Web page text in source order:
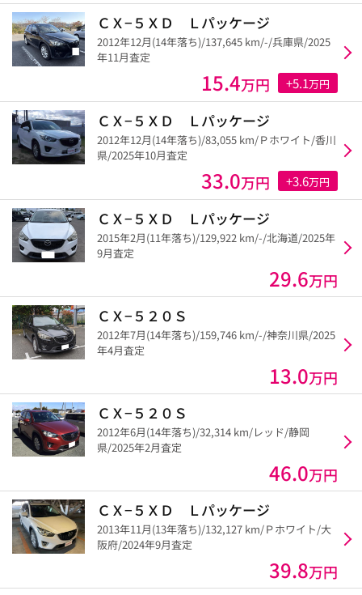
ＣＸ−５ＸＤ Ｌパッケージ
2012年12月(14年落ち)/137,645 km/-/兵庫県/2025
年11月査定
15.4万円 +5.1万円
ＣＸ−５ＸＤ Ｌパッケージ
2012年12月(14年落ち)/83,055 km/Ｐホワイト/香川
県/2025年10月査定
33.0万円 +3.6万円
ＣＸ−５ＸＤ Ｌパッケージ
2015年2月(11年落ち)/129,922 km/-/北海道/2025年
9月査定
29.6万円
ＣＸ−５２０Ｓ
2012年7月(14年落ち)/159,746 km/-/神奈川県/2025
年4月査定
13.0万円
ＣＸ−５２０Ｓ
2012年6月(14年落ち)/32,314 km/レッド/静岡
県/2025年2月査定
46.0万円
ＣＸ−５ＸＤ Ｌパッケージ
2013年11月(13年落ち)/132,127 km/Ｐホワイト/大
阪府/2024年9月査定
39.8万円